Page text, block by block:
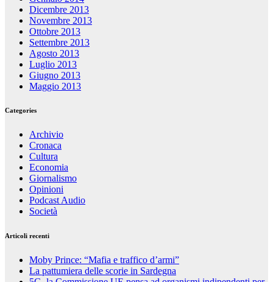
Dicembre 2013
Novembre 2013
Ottobre 2013
Settembre 2013
Agosto 2013
Luglio 2013
Giugno 2013
Maggio 2013
Categories
Archivio
Cronaca
Cultura
Economia
Giornalismo
Opinioni
Podcast Audio
Società
Articoli recenti
Moby Prince: “Mafia e traffico d’armi”
La pattumiera delle scorie in Sardegna